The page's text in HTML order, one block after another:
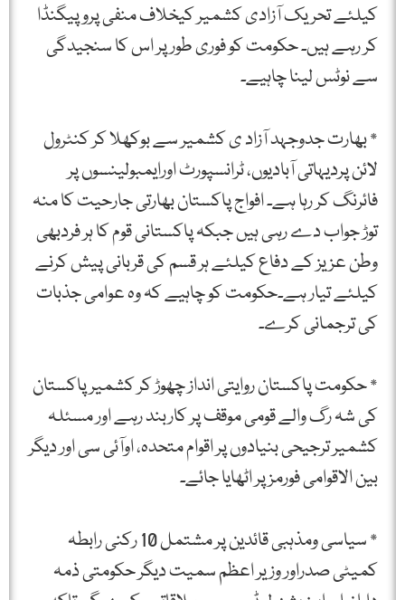
کیلئے تحریک آزادی کشمیر کیخلاف منفی پروپیگنڈا
کر رہے ہیں۔ حکومت کو فوری طور پر اس کا سنجیدگی
سے نوٹس لینا چاہیے۔
* بھارت جدوجہد آزاد ی کشمیر سے بوکھلا کر کنٹرول
لائن پردیہاتی آبادیوں، ٹرانسپورٹ اورایمبولینسوں پر
فائرنگ کر رہا ہے۔ افواج پاکستان بھارتی جارحیت کا منہ
توڑ جواب دے رہی ہیں جبکہ پاکستانی قوم کا ہر فردبھی
وطن عزیز کے دفاع کیلئے ہر قسم کی قربانی پیش کرنے
کیلئے تیار ہے۔حکومت کو چاہیے کہ وہ عوامی جذبات
کی ترجمانی کرے۔
* حکومت پاکستان روایتی انداز چھوڑ کر کشمیر پاکستان
کی شہ رگ والے قومی موقف پر کاربند رہے اور مسئلہ
کشمیر ترجیحی بنیادوں پر اقوام متحدہ، اوآئی سی اور دیگر
بین الاقوامی فورمز پر اٹھایا جائے۔
* سیاسی ومذہبی قائدین پر مشتمل 10 رکنی رابطہ
کمیٹی صدراور وزیر اعظم سمیت دیگر حکومتی ذمہ